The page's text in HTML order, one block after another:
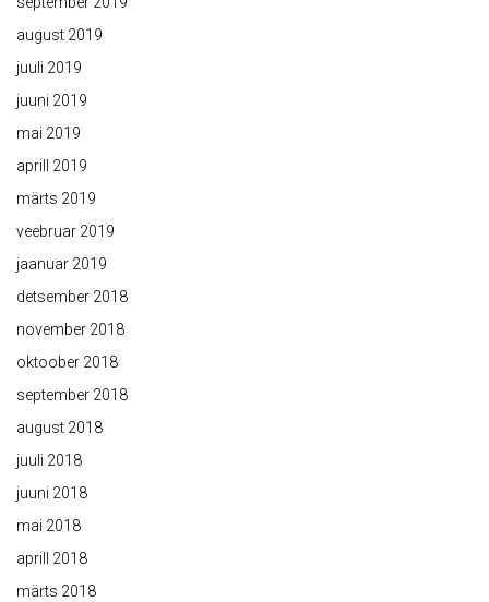
august 2019
juuli 2019
juuni 2019
mai 2019
aprill 2019
märts 2019
veebruar 2019
jaanuar 2019
detsember 2018
november 2018
oktoober 2018
september 2018
august 2018
juuli 2018
juuni 2018
mai 2018
aprill 2018
märts 2018